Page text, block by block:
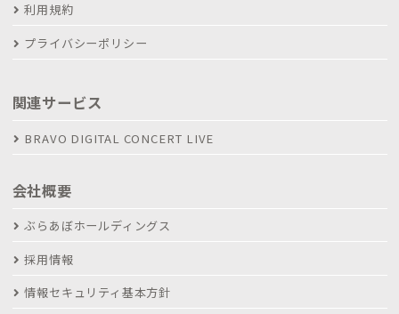
利用規約
プライバシーポリシー
関連サービス
BRAVO DIGITAL CONCERT LIVE
会社概要
ぶらあぼホールディングス
採用情報
情報セキュリティ基本方針